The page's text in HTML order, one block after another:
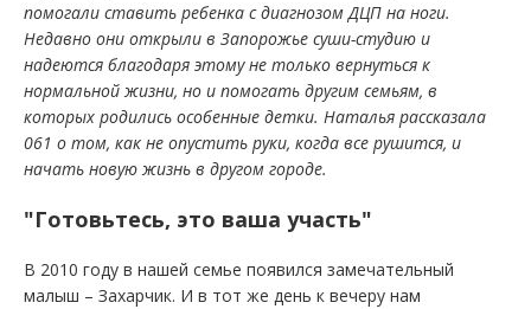
помогали ставить ребенка с диагнозом ДЦП на ноги.
Недавно они открыли в Запорожье суши-студию и
надеются благодаря этому не только вернуться к
нормальной жизни, но и помогать другим семьям, в
которых родились особенные детки. Наталья рассказала
061 о том, как не опустить руки, когда все рушится, и
начать новую жизнь в другом городе.
"Готовьтесь, это ваша участь"
В 2010 году в нашей семье появился замечательный
малыш – Захарчик. И в тот же день к вечеру нам